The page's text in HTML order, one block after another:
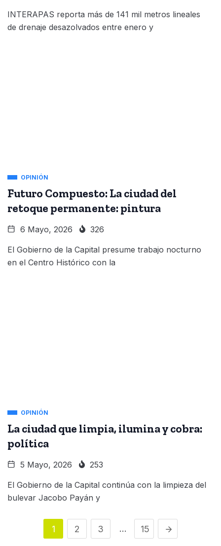
INTERAPAS reporta más de 141 mil metros lineales
de drenaje desazolvados entre enero y
OPINIÓN
Futuro Compuesto: La ciudad del
retoque permanente: pintura
6 Mayo, 2026 326
El Gobierno de la Capital presume trabajo nocturno
en el Centro Histórico con la
OPINIÓN
La ciudad que limpia, ilumina y cobra:
política
5 Mayo, 2026 253
El Gobierno de la Capital continúa con la limpieza del
bulevar Jacobo Payán y
1 2 3 … 15